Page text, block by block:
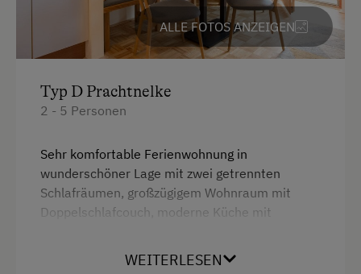
Ausziehcouch
Doppelbett (Kingsize)
ALLE FOTOS ANZEIGEN
Typ D Prachtnelke
2 - 5 Personen
Sehr komfortable Ferienwohnung in
wunderschöner Lage mit zwei getrennten
Schlafräumen, großzügigem Wohnraum mit
Doppelschlafcouch, moderne Küche mit
Balkon mit Blick zum See
WEITERLESEN